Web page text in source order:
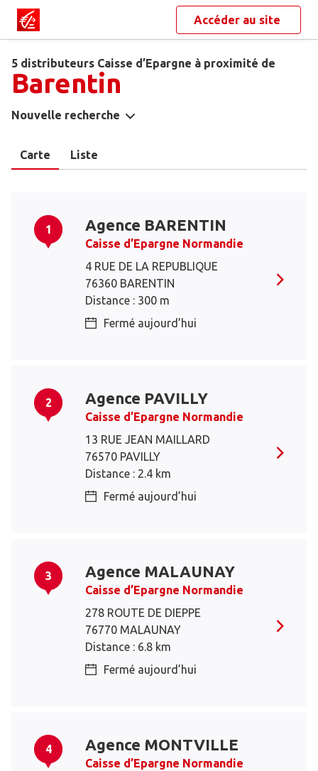
Accéder au site
5 distributeurs Caisse d’Epargne à proximité de
Barentin
Nouvelle recherche
Carte Liste
1 Agence BARENTIN
Caisse d’Epargne Normandie
4 RUE DE LA REPUBLIQUE
76360 BARENTIN
Distance : 300 m
Fermé aujourd’hui
2 Agence PAVILLY
Caisse d’Epargne Normandie
13 RUE JEAN MAILLARD
76570 PAVILLY
Distance : 2.4 km
Fermé aujourd’hui
3 Agence MALAUNAY
Caisse d’Epargne Normandie
278 ROUTE DE DIEPPE
76770 MALAUNAY
Distance : 6.8 km
Fermé aujourd’hui
4 Agence MONTVILLE
Caisse d’Epargne Normandie